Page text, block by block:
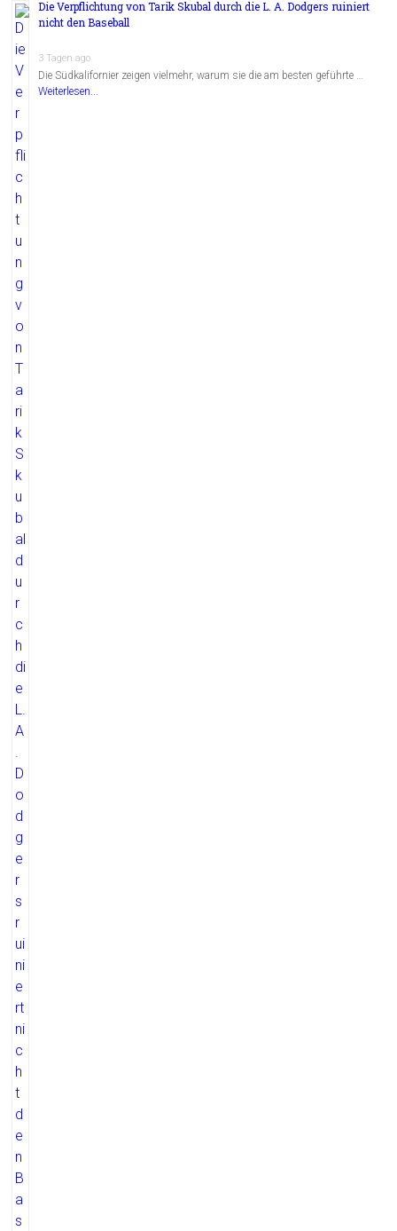
Die Verpflichtung von Tarik Skubal durch die L. A. Dodgers ruiniert
nicht den Baseball
3 Tagen ago
Die Südkalifornier zeigen vielmehr, warum sie die am besten geführte …
Weiterlesen...